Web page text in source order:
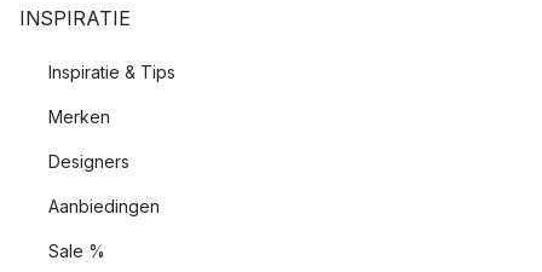
INSPIRATIE
Inspiratie & Tips
Merken
Designers
Aanbiedingen
Sale %